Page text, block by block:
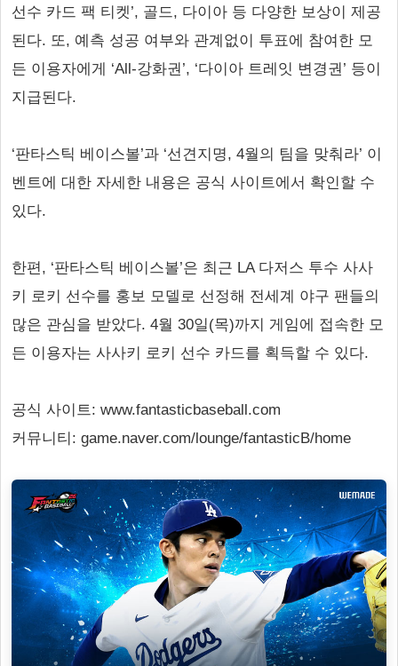
선수 카드 팩 티켓’, 골드, 다이아 등 다양한 보상이 제공
된다. 또, 예측 성공 여부와 관계없이 투표에 참여한 모
든 이용자에게 ‘All-강화권’, ‘다이아 트레잇 변경권’ 등이
지급된다.
‘판타스틱 베이스볼’과 ‘선견지명, 4월의 팀을 맞춰라’ 이
벤트에 대한 자세한 내용은 공식 사이트에서 확인할 수
있다.
한편, ‘판타스틱 베이스볼’은 최근 LA 다저스 투수 사사
키 로키 선수를 홍보 모델로 선정해 전세계 야구 팬들의
많은 관심을 받았다. 4월 30일(목)까지 게임에 접속한 모
든 이용자는 사사키 로키 선수 카드를 획득할 수 있다.
공식 사이트: www.fantasticbaseball.com
커뮤니티: game.naver.com/lounge/fantasticB/home